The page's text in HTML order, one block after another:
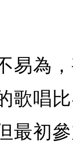
易為
歌唱
最初